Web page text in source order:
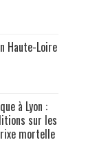
Haute-Loire
à Lyon :
sur les
mortelle